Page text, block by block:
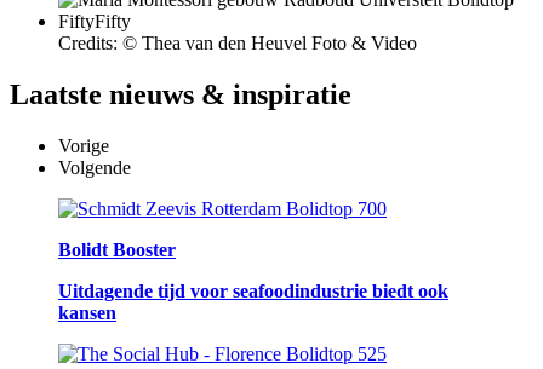
Credits: © Thea van den Heuvel Foto & Video
Laatste nieuws & inspiratie
Vorige
Volgende
Bolidt Booster
Uitdagende tijd voor seafoodindustrie biedt ook
kansen